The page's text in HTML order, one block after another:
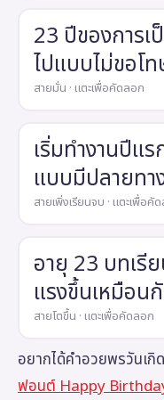
23 ปีของการเ
ไปแบบไม่ขอโท
สายมั่น · แตะเพื่อคัดลอก
เริ่มทำงานปีแ
แบบมีปลายทา
สายเพิ่งเรียนจบ · แตะเพื่อคั
อายุ 23 บทเรี
แรงขึ้นเหมือน
สายโตขึ้น · แตะเพื่อคัดลอก
อยากได้คำอวยพรวันเ
ฟอนต์ Happy